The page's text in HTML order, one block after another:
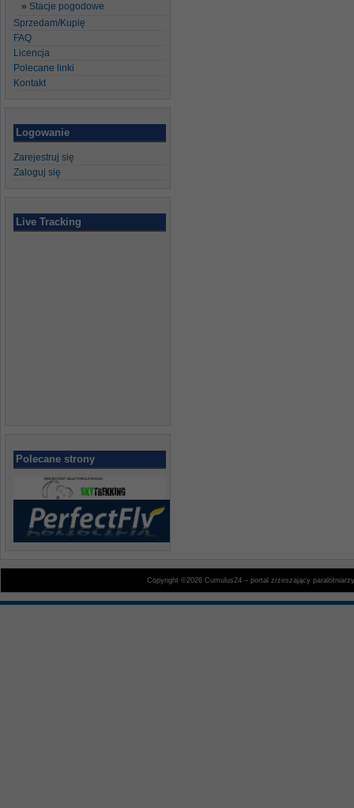
Stacje pogodowe
Sprzedam/Kupię
FAQ
Licencja
Polecane linki
Kontakt
Logowanie
Zarejestruj się
Zaloguj się
Live Tracking
Polecane strony
Copyright ©2026 Cumulus24 – portal zrzeszający